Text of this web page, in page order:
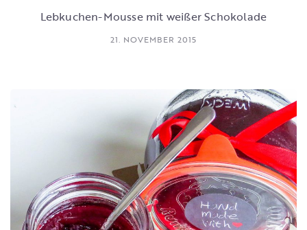
Lebkuchen-Mousse mit weißer Schokolade
21. NOVEMBER 2015